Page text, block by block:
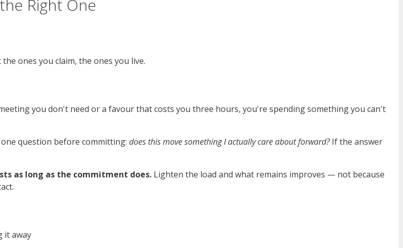
Right One
ones you claim, the ones you live.
you don't need or a favour that costs you three hours, you're spending something you can't
question before committing: does this move something I actually care about forward?If the answer
as long as the commitment does. Lighten the load and what remains improves — not because
it away